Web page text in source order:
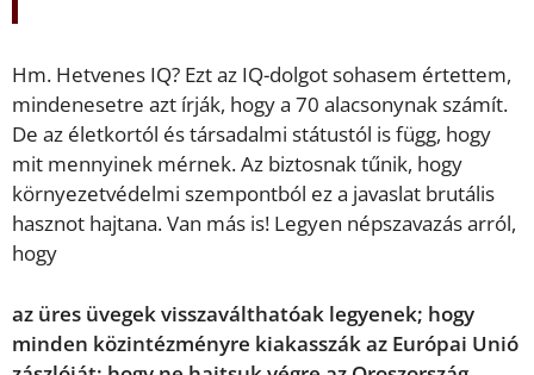
Hm. Hetvenes IQ? Ezt az IQ-dolgot sohasem értettem,
mindenesetre azt írják, hogy a 70 alacsonynak számít.
De az életkortól és társadalmi státustól is függ, hogy
mit mennyinek mérnek. Az biztosnak tűnik, hogy
környezetvédelmi szempontból ez a javaslat brutális
hasznot hajtana. Van más is! Legyen népszavazás arról,
hogy
az üres üvegek visszaválthatóak legyenek; hogy
minden közintézményre kiakasszák az Európai Unió